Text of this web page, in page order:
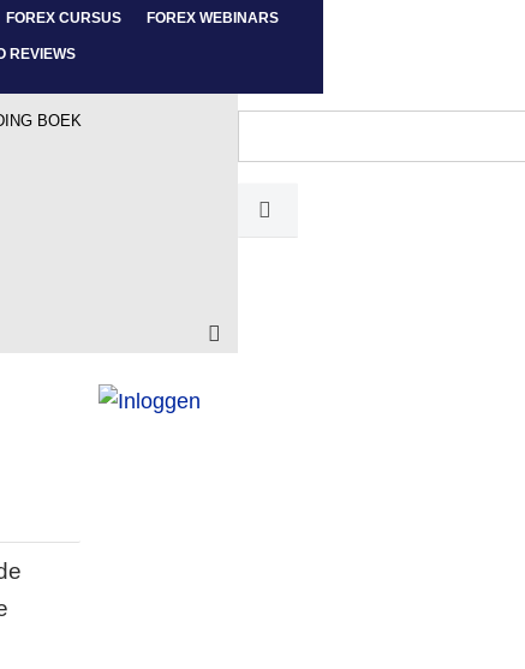
FOREX CURSUS FOREX WEBINARS
REVIEWS
BOEK